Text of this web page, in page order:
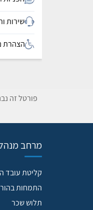
שירות
הצהרת
פורטל זה
מרחב
קליטת עובד
התמחות
תלוש שכר